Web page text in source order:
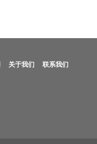
关于我们 联系我们